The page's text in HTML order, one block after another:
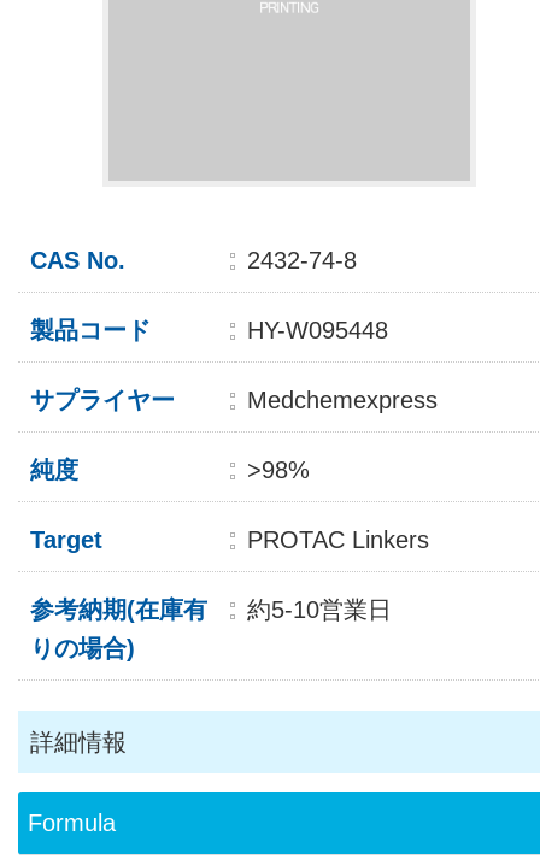
CAS No. 2432-74-8
製品コード HY-W095448
サプライヤー Medchemexpress
純度 >98%
Target PROTAC Linkers
参考納期(在庫有
りの場合)
約5-10営業日
詳細情報
Formula